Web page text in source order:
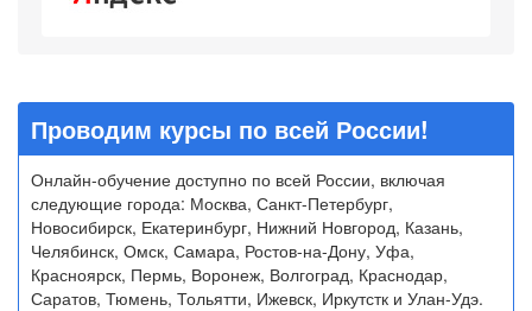
Проводим курсы по всей России!
Онлайн-обучение доступно по всей России, включая
следующие города: Москва, Санкт-Петербург,
Новосибирск, Екатеринбург, Нижний Новгород, Казань,
Челябинск, Омск, Самара, Ростов-на-Дону, Уфа,
Красноярск, Пермь, Воронеж, Волгоград, Краснодар,
Саратов, Тюмень, Тольятти, Ижевск, Иркутстк и Улан-Удэ.